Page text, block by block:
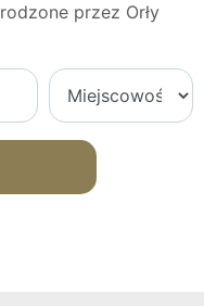
przez Orły